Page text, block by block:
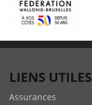
LIENS UTILES
Assurances